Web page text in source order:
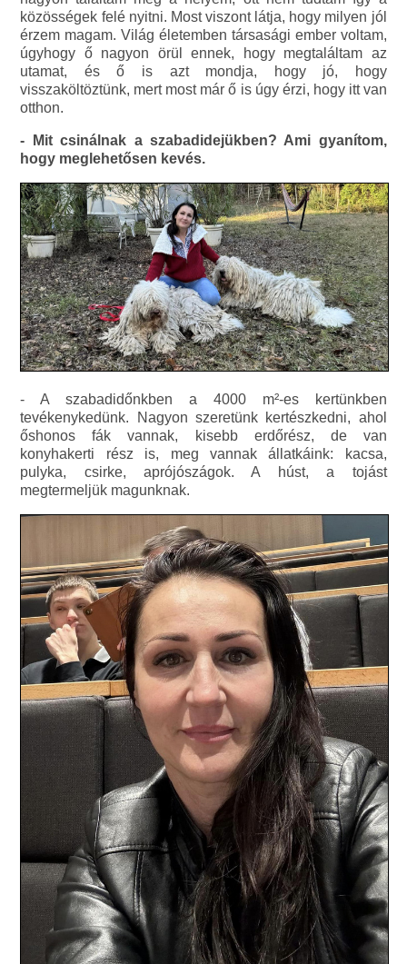
közösségek felé nyitni. Most viszont látja, hogy milyen jól
érzem magam. Világ életemben társasági ember voltam,
úgyhogy ő nagyon örül ennek, hogy megtaláltam az
utamat, és ő is azt mondja, hogy jó, hogy
visszaköltöztünk, mert most már ő is úgy érzi, hogy itt van
otthon.
- Mit csinálnak a szabadidejükben? Ami gyanítom,
hogy meglehetősen kevés.
- A szabadidőnkben a 4000 m²-es kertünkben
tevékenykedünk. Nagyon szeretünk kertészkedni, ahol
őshonos fák vannak, kisebb erdőrész, de van
konyhakerti rész is, meg vannak állatkáink: kacsa,
pulyka, csirke, aprójószágok. A húst, a tojást
megtermeljük magunknak.